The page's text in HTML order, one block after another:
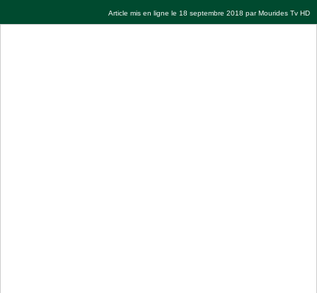
Article mis en ligne le 18 septembre 2018 par Mourides Tv HD